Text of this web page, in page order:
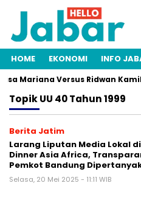
HOME EKONOMI INFO
Mariana Versus Ridwan Kamil
TopikUU 40 Tahun 1999
Berita Jatim
Larang Liputan Media Lokal
Dinner Asia Africa,
Pemkot Bandung
Selasa, 20 Mei 2025 - 11:11 WIB